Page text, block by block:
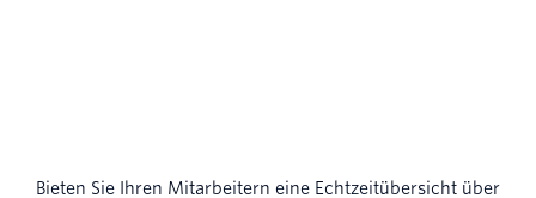
Bieten Sie Ihren Mitarbeitern eine Echtzeitübersicht über